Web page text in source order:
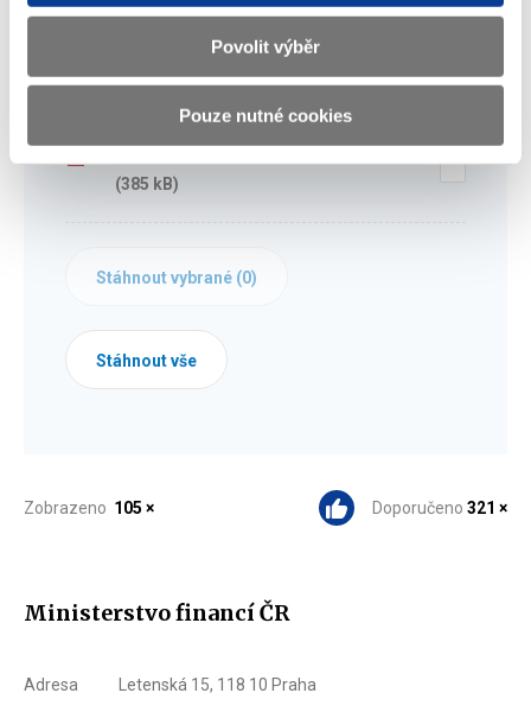
Povolit výběr
Pouze nutné cookies
Dokumenty ke stažení
(385 kB)
Stáhnout vybrané (0)
Stáhnout vše
Zobrazeno 105 × Doporučeno 321 ×
Ministerstvo financí ČR
Adresa Letenská 15, 118 10 Praha